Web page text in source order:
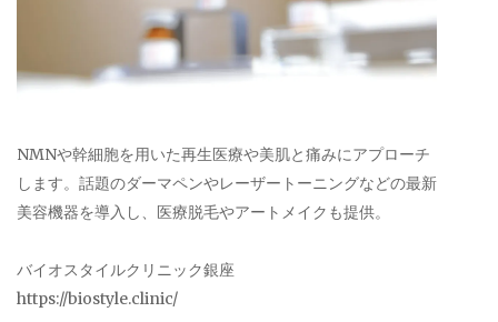
NMNや幹細胞を用いた再生医療や美肌と痛みにアプローチ
します。話題のダーマペンやレーザートーニングなどの最新
美容機器を導入し、医療脱毛やアートメイクも提供。
バイオスタイルクリニック銀座
https://biostyle.clinic/